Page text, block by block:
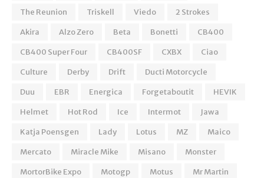
The Reunion
Triskell Viedo
2 Strokes
Akira
Alzo Zero Beta Bonetti
CB400
CB400 Super Four
CB400SF CXBX
Ciao
Culture
Derby Drift
Ducti Motorcycle
Duu
EBR Energica Forgetaboutit
HEVIK
Helmet
Hot Rod Ice Intermot
Jawa
Katja Poensgen
Lady Lotus MZ
Maico
Mercato
Miracle Mike Misano
Monster
MortorBike Expo
Motogp Motus
Mr Martin